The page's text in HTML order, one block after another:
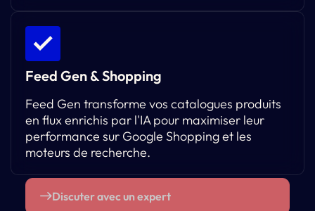
Feed Gen & Shopping
Feed Gen transforme vos catalogues produits
en flux enrichis par l'IA pour maximiser leur
performance sur Google Shopping et les
moteurs de recherche.
Discuter avec un expert